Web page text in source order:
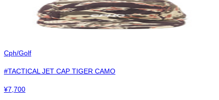
Cph/Golf
#TACTICAL JET CAP TIGER CAMO
¥7,700